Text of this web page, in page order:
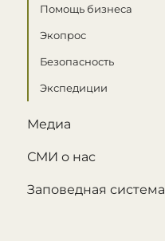
Помощь бизнеса
Экопрос
Безопасность
Экспедиции
Медиа
СМИ о нас
Заповедная система